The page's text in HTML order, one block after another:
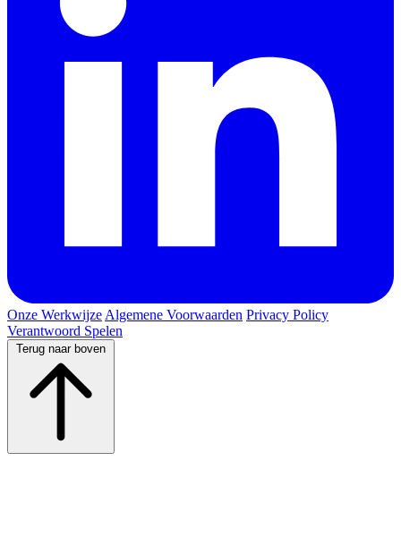
Onze Werkwijze Algemene Voorwaarden Privacy Policy
Verantwoord Spelen
Terug naar boven